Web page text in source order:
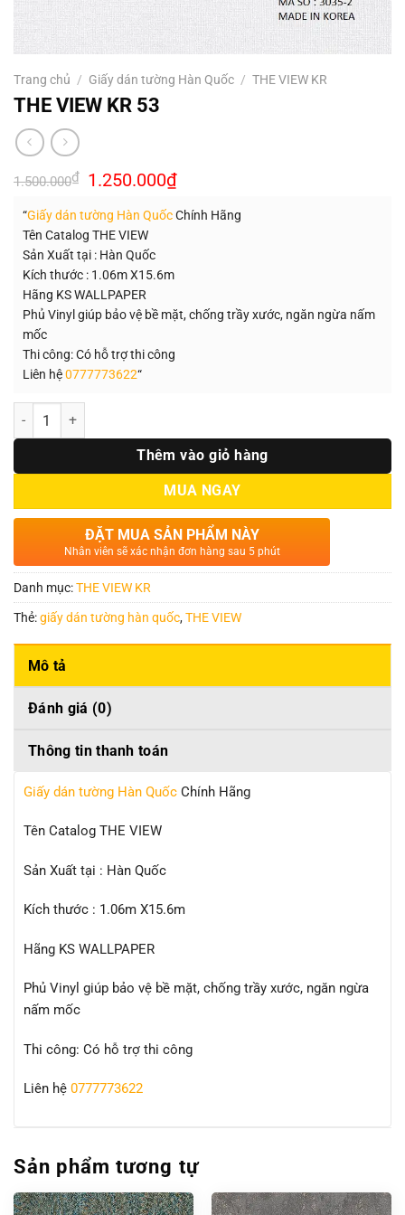
Trang chủ / Giấy dán tường Hàn Quốc / THE VIEW KR
THE VIEW KR 53
1.500.000₫ Giá
gốc
1.500.000₫.
1.250.000₫Giá
hiện
là:
“Giấy dán tường Hàn QuốcChính Hãng
Tên Catalog THE VIEW
Sản Xuất tại : Hàn Quốc
Kích thước : 1.06m X15.6m
Hãng KS WALLPAPER
Phủ Vinyl giúp bảo vệ bề mặt, chống trầy xước, ngăn ngừa nấm
mốc
Thi công: Có hỗ trợ thi công
Liên hệ0777773622“
Số lượng
Thêm vào giỏ hàng
MUA NGAY
ĐẶT MUA SẢN PHẨM NÀY
Nhân viên sẽ xác nhận đơn hàng sau 5 phút
Danh mục:THE VIEW KR
Thẻ:giấy dán tường hàn quốc,THE VIEW
Mô tả
Đánh giá (0)
Thông tin thanh toán
Giấy dán tường Hàn Quốc Chính Hãng
Tên Catalog THE VIEW
Sản Xuất tại : Hàn Quốc
Kích thước : 1.06m X15.6m
Hãng KS WALLPAPER
Phủ Vinyl giúp bảo vệ bề mặt, chống trầy xước, ngăn ngừa
nấm mốc
Thi công: Có hỗ trợ thi công
Liên hệ 0777773622
Sản phẩm tương tự